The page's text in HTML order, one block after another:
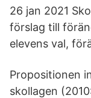
26 jan 2021
förslag till
elevens val,
Propositionen
skollagen